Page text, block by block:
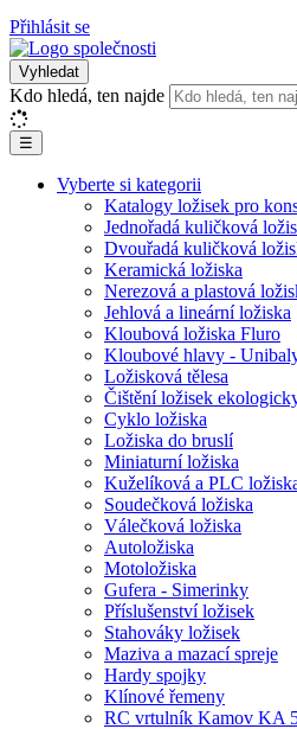
Přihlásit se
Vyhledat
Kdo hledá, ten najde
☰
Vyberte si kategorii
Katalogy ložisek pro
Jednořadá kuličková
Dvouřadá kuličková
Keramická ložiska
Nerezová a plastová
Jehlová a lineární ložiska
Kloubová ložiska Fluro
Kloubové hlavy -
Ložisková tělesa
Čištění ložisek
Cyklo ložiska
Ložiska do bruslí
Miniaturní ložiska
Kuželíková a PLC
Soudečková ložiska
Válečková ložiska
Autoložiska
Motoložiska
Gufera - Simerinky
Příslušenství ložisek
Stahováky ložisek
Maziva a mazací spreje
Hardy spojky
Klínové řemeny
RC vrtulník Kamov KA